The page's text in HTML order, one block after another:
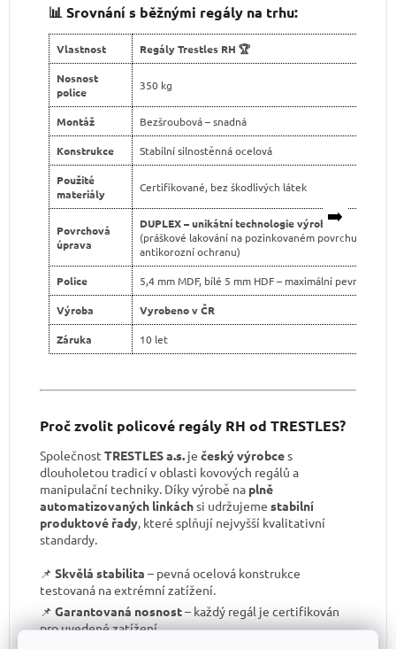
📊 Srovnání s běžnými regály na trhu:
➡️
Vlastnost Regály Trestles RH 🏆
Nosnost
police
350 kg
Montáž Bezšroubová – snadná
Konstrukce Stabilní silnostěnná ocelová
Použité
materiály
Certifikované, bez škodlivých látek
Povrchová
úprava
DUPLEX – unikátní technologie výroby
(práškové lakování na pozinkovaném povrchu pro
antikorozní ochranu)
Police 5,4 mm MDF, bílé 5 mm HDF – maximální pevnost
Výroba Vyrobeno v ČR
Záruka 10 let
Proč zvolit policové regály RH od TRESTLES?
Společnost TRESTLES a.s. je český výrobces
dlouholetou tradicí v oblasti kovových regálů a
manipulační techniky. Díky výrobě na plně
automatizovaných linkáchsi udržujeme stabilní
produktové řady, které splňují nejvyšší kvalitativní
standardy.
📌 Skvělá stabilita – pevná ocelová konstrukce
testovaná na extrémní zatížení.
📌 Garantovaná nosnost– každý regál je certifikován
pro uvedené zatížení.